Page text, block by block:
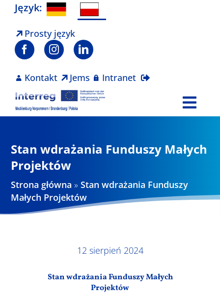
Skip
content
Język:
Prosty język
Kontakt Jems Intranet
Projekty
Aktualności
Stan wdrażania Funduszy Małych
Projektów
Strona główna »Stan wdrażania Funduszy
Małych Projektów
12 sierpień 2024
Stan wdrażania Funduszy Małych
Projektów